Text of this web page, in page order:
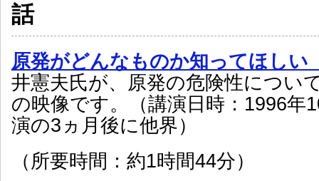
話
原発がどんなものか知ってほしい
井憲夫氏が、原発の危険性につい
の映像です。（講演日時：1996年
演の3ヵ月後に他界）
（所要時間：約1時間44分）